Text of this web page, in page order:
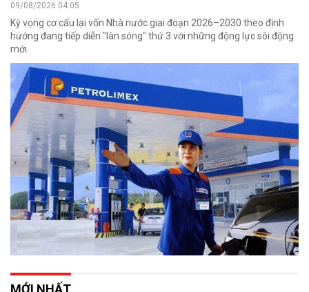
09/08/2026 04:05
Kỳ vọng cơ cấu lại vốn Nhà nước giai đoạn 2026–2030 theo định
hướng đang tiếp diễn "làn sóng" thứ 3 với những động lực sôi động
mới.
MỚI NHẤT